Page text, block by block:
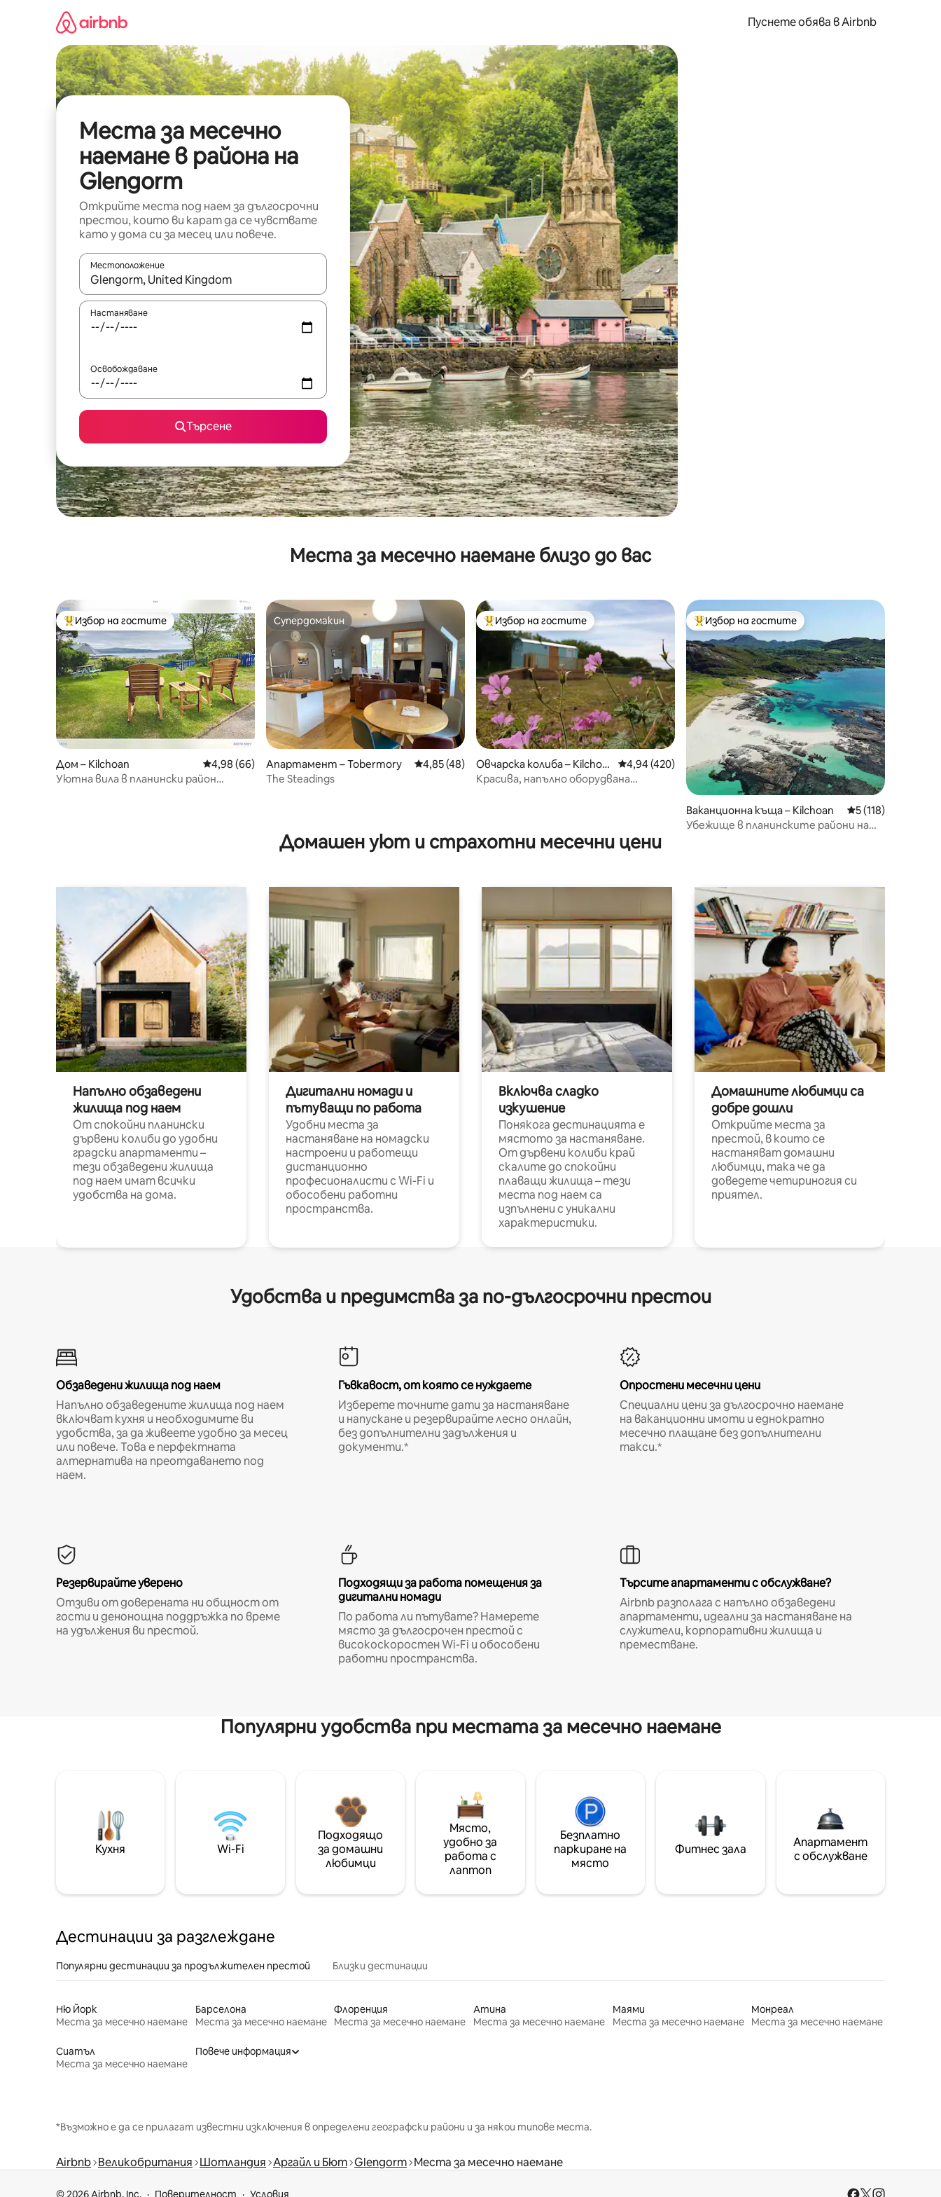
съдържанието
Пуснете обява в Airbnb
Места за месечно
наемане в района на
Glengorm
Открийте места под наем за дългосрочни
престои, които ви карат да се чувствате
като у дома си за месец или повече.
Местоположение
Когато резултатите се покажат, използвайте клавишите със стрелки нагоре и надолу или навигирайте с докосване или плъзгане.
Настаняване
Освобождаване
Търсене
Места за месечно наемане близо до вас
Най-популярен избор на гостите
Избор на гостите
Дом – Kilchoan Средна оценка: 4,98 от 5, 66 отзива
4,98 (66)
Уютна вила в планински район
Супердомакин
Супердомакин
Апартамент – Tobermory Средна оценка: 4,85 от 5, 48 отзива
4,85 (48)
The Steadings
Най-популярен избор на гостите
Избор на гостите
Овчарска колиба – Kilchoa
n
Средна оценка: 4,94 от 5, 420 отзива
4,94 (420)
Красива, напълно оборудвана
Най-популярен избор на гостите
Избор на гостите
Ваканционна къща – Kilchoan Средна оценка: 5
5 (118)
Убежище в планинските райони на
Домашен уют и страхотни месечни цени
Напълно обзаведени
жилища под наем
От спокойни планински
дървени колиби до удобни
градски апартаменти –
тези обзаведени жилища
под наем имат всички
удобства на дома.
Дигитални номади и
пътуващи по работа
Удобни места за
настаняване на номадски
настроени и работещи
дистанционно
професионалисти с Wi-Fi и
обособени работни
пространства.
Включва сладко
изкушение
Понякога дестинацията е
мястото за настаняване.
От дървени колиби край
скалите до спокойни
плаващи жилища – тези
места под наем са
изпълнени с уникални
характеристики.
Домашните любимци са
добре дошли
Открийте места за
престой, в които се
настаняват домашни
любимци, така че да
доведете четириногия си
приятел.
Удобства и предимства за по-дългосрочни престои
Обзаведени жилища под наем
Напълно обзаведените жилища под наем
включват кухня и необходимите ви
удобства, за да живеете удобно за месец
или повече. Това е перфектната
алтернатива на преотдаването под
наем.
Гъвкавост, от която се нуждаете
Изберете точните дати за настаняване
и напускане и резервирайте лесно онлайн,
без допълнителни задължения и
документи.*
Опростени месечни цени
Специални цени за дългосрочно наемане
на ваканционни имоти и еднократно
месечно плащане без допълнителни
такси.*
Резервирайте уверено
Отзиви от доверената ни общност от
гости и денонощна поддръжка по време
на удължения ви престой.
Подходящи за работа помещения за
дигитални номади
По работа ли пътувате? Намерете
място за дългосрочен престой с
високоскоростен Wi-Fi и обособени
работни пространства.
Търсите апартаменти с обслужване?
Airbnb разполага с напълно обзаведени
апартаменти, идеални за настаняване на
служители, корпоративни жилища и
преместване.
Популярни удобства при местата за месечно наемане
Кухня Wi-Fi
Подходящо
за домашни
любимци
Място,
удобно за
работа с
лаптоп
Безплатно
паркиране на
място
Фитнес зала
Апартамент
с обслужване
Дестинации за разглеждане
Популярни дестинации за продължителен престой Близки дестинации
Ню Йорк
Места за месечно наемане
Барселона
Места за месечно наемане
Флоренция
Места за месечно наемане
Атина
Места за месечно наемане
Маями
Места за месечно наемане
Монреал
Места за месечно наемане
Сиатъл
Места за месечно наемане
Повече информация
*Възможно е да се прилагат известни изключения в определени географски райони и за някои типове места.
Airbnb Великобритания Шотландия Аргайл и Бют Glengorm Места за месечно наемане
© 2026 Airbnb, Inc. Поверителност Условия